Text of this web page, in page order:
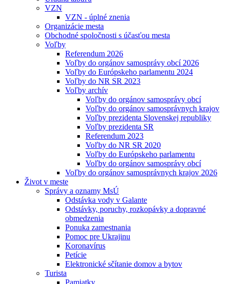
VZN
VZN - úplné znenia
Organizácie mesta
Obchodné spoločnosti s účasťou mesta
Voľby
Referendum 2026
Voľby do orgánov samosprávy obcí 2026
Voľby do Európskeho parlamentu 2024
Voľby do NR SR 2023
Voľby archív
Voľby do orgánov samosprávy obcí
Voľby do orgánov samosprávnych krajov
Voľby prezidenta Slovenskej republiky
Voľby prezidenta SR
Referendum 2023
Voľby do NR SR 2020
Voľby do Európskeho parlamentu
Voľby do orgánov samosprávy obcí
Voľby do orgánov samosprávnych krajov 2026
Život v meste
Správy a oznamy MsÚ
Odstávka vody v Galante
Odstávky, poruchy, rozkopávky a dopravné
obmedzenia
Ponuka zamestnania
Pomoc pre Ukrajinu
Koronavírus
Petície
Elektronické sčítanie domov a bytov
Turista
Pamiatky